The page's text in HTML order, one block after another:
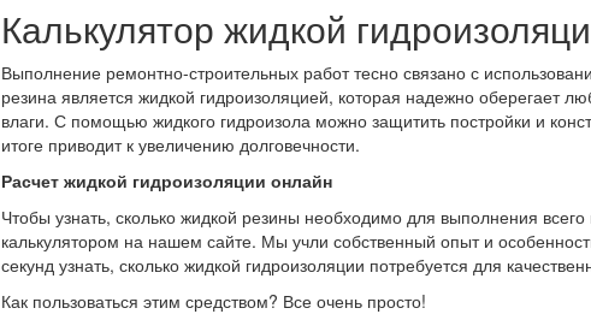
Калькулятор жидкой
Выполнение ремонтно-строительных работ тесно связано с
резина является жидкой гидроизоляцией, которая надежно оберегает
влаги. С помощью жидкого гидроизола можно защитить постройки и
итоге приводит к увеличению долговечности.
Расчет жидкой гидроизоляции онлайн
Чтобы узнать, сколько жидкой резины необходимо для выполнения
калькулятором на нашем сайте. Мы учли собственный опыт и
секунд узнать, сколько жидкой гидроизоляции потребуется для
Как пользоваться этим средством? Все очень просто!